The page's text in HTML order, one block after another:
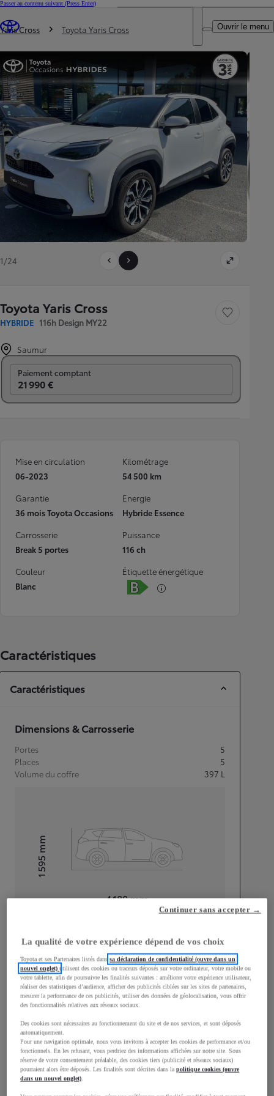
Passer au contenu suivant (Press Enter)
Trouvez un partenaire Toyota
DEALER NAME
Ouvrir le menu
Vous êtes ici
Yaris Cross Toyota Yaris Cross
1/24
Toyota Yaris Cross
HYBRIDE 116h Design MY22
Sauvegarder le
Saumur
Paiement comptant
21 990 €
Mise en circulation
06-2023
Kilométrage
54 500 km
Garantie
36 mois Toyota Occasions
Energie
Hybride Essence
Carrosserie
Break 5 portes
Puissance
116 ch
Couleur
Blanc
Étiquette énergétique
Caractéristiques
Caractéristiques
Dimensions & Carrosserie
Portes
5
Places
5
Volume du coffre
397 L
4 180mm
Hauteur1 595
mm
1 765mm
Consommation mixte
Consommation mixte 4,4L/100 km
Émissions CO2
La qualité de votre expérience dépend de vos choix
Toyota et ses Partenaires listés danssa déclaration de confidentialité (ouvre dans un
nouvel onglet)utilisent des cookies ou traceurs déposés sur votre ordinateur, votre mobile ou
votre tablette, afin de poursuivre les finalités suivantes : améliorer votre expérience utilisateur,
réaliser des statistiques d’audience, afficher des publicités ciblées sur les sites de partenaires,
mesurer la performance de ces publicités, utiliser des données de géolocalisation, vous offrir
des fonctionnalités relatives aux réseaux sociaux.
Des cookies sont nécessaires au fonctionnement du site et de nos services, et sont déposés
automatiquement.
Pour une navigation optimale, nous vous invitons à accepter les cookies de performance et/ou
fonctionnels. En les refusant, vous perdriez des informations affichées sur notre site. Sous
réserve de votre consentement préalable, des cookies tiers (publicité et réseaux sociaux)
pourraient alors être déposés. Les finalités sont décrites dans lapolitique cookies (ouvre
dans un nouvel onglet).
Continuer sans accepter →